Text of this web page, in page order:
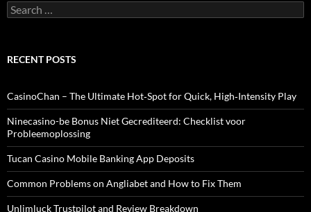
Search
for:
RECENT POSTS
CasinoChan – The Ultimate Hot‑Spot for Quick, High‑Intensity Play
Ninecasino-be Bonus Niet Gecrediteerd: Checklist voor
Probleemoplossing
Tucan Casino Mobile Banking App Deposits
Common Problems on Angliabet and How to Fix Them
Unlimluck Trustpilot and Review Breakdown